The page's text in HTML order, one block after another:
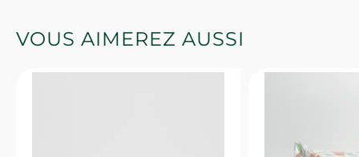
VOUS AIMEREZ AUSSI